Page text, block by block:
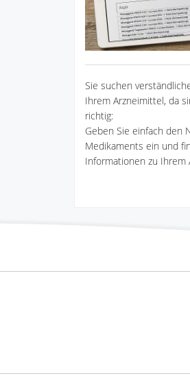
Sie suchen
Ihrem Arzneimittel, da
richtig:
Geben Sie einfach den
Medikaments ein und
Informationen zu Ihrem